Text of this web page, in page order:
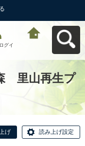
グイ
里山再生プ
げ 読み上げ設定